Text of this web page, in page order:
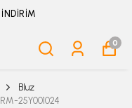
İÇİN TIKLA
0
Bluz
25Y001024